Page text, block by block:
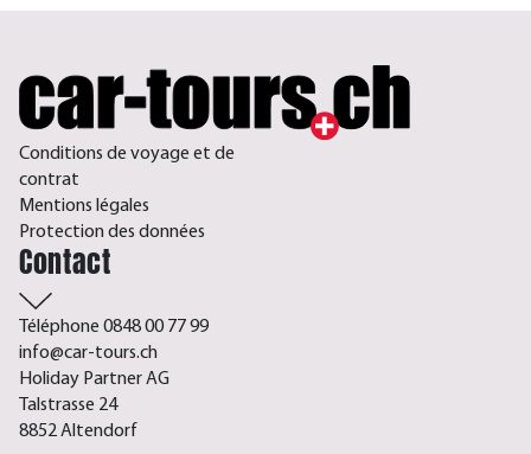
Conditions de voyage et de
contrat
Mentions légales
Protection des données
Contact
Téléphone 0848 00 77 99
info@car-tours.ch
Holiday Partner AG
Talstrasse 24
8852 Altendorf